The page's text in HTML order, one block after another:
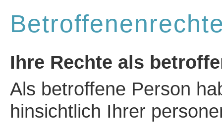
Ihre Rechte als
Als betroffene Person
hinsichtlich Ihrer